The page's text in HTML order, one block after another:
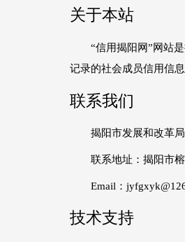
关于本站
“信用揭阳网”网站是
记录的社会成员信用信
联系我们
揭阳市发展和改革局
联系地址：揭阳市榕
Email：
技术支持